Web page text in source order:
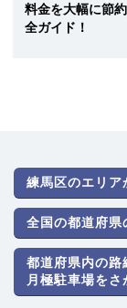
料金を大幅に節
全ガイド！
練馬区のエリア
全国の都道府県
都道府県内の路
月極駐車場をさ